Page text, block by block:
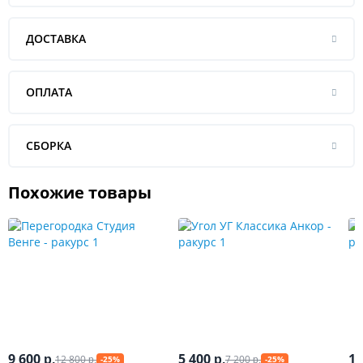
ДОСТАВКА
ОПЛАТА
СБОРКА
Похожие товары
9 600 р.12 800р. -25% 5 400 р.7 200р. -25% 1